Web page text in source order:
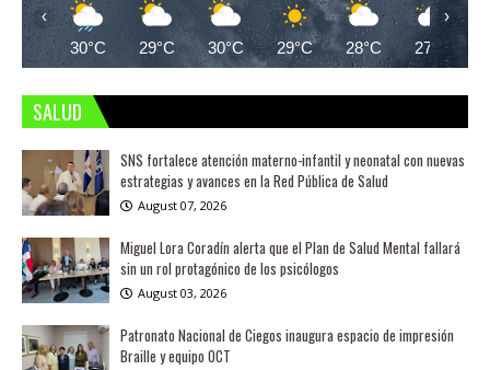
30°C 29°C 30°C 29°C 28°C 27°C
‹ ›
SALUD
SNS fortalece atención materno-infantil y neonatal con nuevas
estrategias y avances en la Red Pública de Salud
August 07, 2026
Miguel Lora Coradín alerta que el Plan de Salud Mental fallará
sin un rol protagónico de los psicólogos
August 03, 2026
Patronato Nacional de Ciegos inaugura espacio de impresión
Braille y equipo OCT